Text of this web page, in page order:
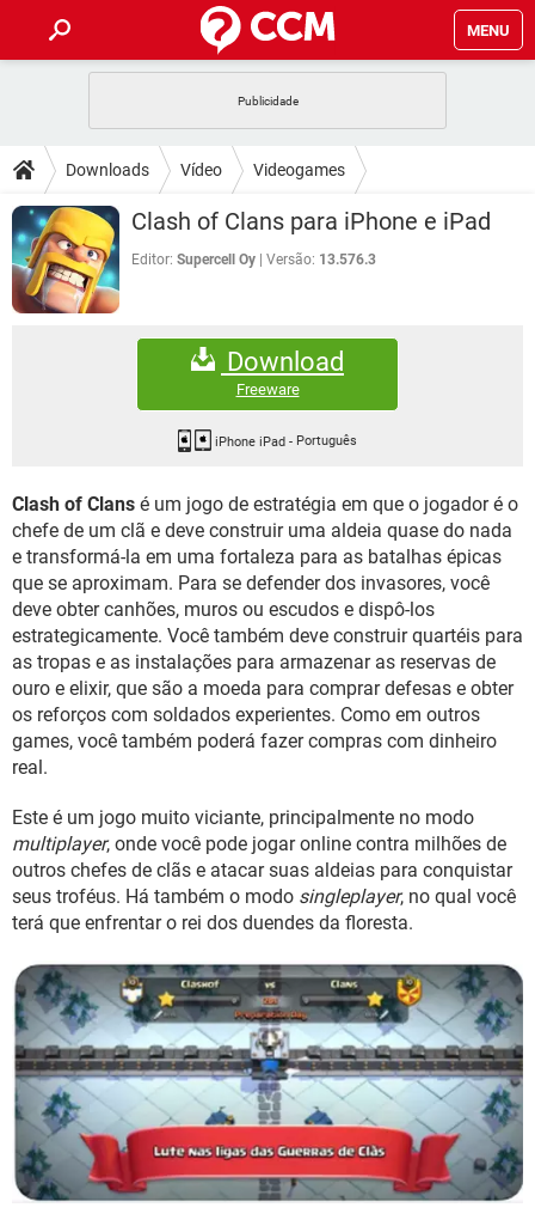
MENU
CELULAR FACEBOOK
OUTLOOK EXCEL
INSTAGRAM GMAIL
GUIA DE COMPRAS
DICAS
JOGOS WHATSAPP
CELULAR FACEBOOK
OUTLOOK
DOWNLOADS
JOGOS WHATSAPP
CELULAR
EXCEL
GMAIL
FÓRUM
FACEBOOK
EXCEL
GMAIL
WHATSAPP
INSTAGRAM GMAIL
Downloads Vídeo Videogames
Clash of Clans para iPhone e iPad
Editor: Supercell Oy Versão: 13.576.3
Download
Freeware
iPhone iPad - Português
Clash of Clans é um jogo de estratégia em que o jogador é o
chefe de um clã e deve construir uma aldeia quase do nada
e transformá-la em uma fortaleza para as batalhas épicas
que se aproximam. Para se defender dos invasores, você
deve obter canhões, muros ou escudos e dispô-los
estrategicamente. Você também deve construir quartéis para
as tropas e as instalações para armazenar as reservas de
ouro e elixir, que são a moeda para comprar defesas e obter
os reforços com soldados experientes. Como em outros
games, você também poderá fazer compras com dinheiro
real.
Este é um jogo muito viciante, principalmente no modo
multiplayer, onde você pode jogar online contra milhões de
outros chefes de clãs e atacar suas aldeias para conquistar
seus troféus. Há também o modo singleplayer, no qual você
terá que enfrentar o rei dos duendes da floresta.